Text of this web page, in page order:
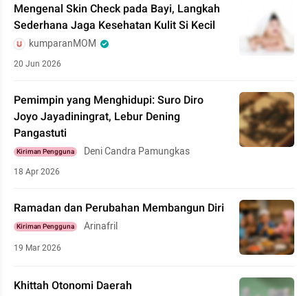
Mengenal Skin Check pada Bayi, Langkah
Sederhana Jaga Kesehatan Kulit Si Kecil
kumparanMOM
20 Jun 2026
Pemimpin yang Menghidupi: Suro Diro
Joyo Jayadiningrat, Lebur Dening
Pangastuti
Kiriman Pengguna Deni Candra Pamungkas
18 Apr 2026
Ramadan dan Perubahan Membangun Diri
Kiriman Pengguna Arinafril
19 Mar 2026
Khittah Otonomi Daerah